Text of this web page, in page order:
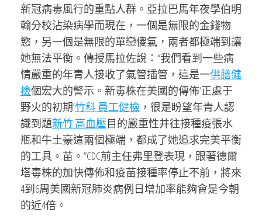
新冠病毒風行的重點人群。亞拉巴馬年夜學伯明
翰分校沾染病學而現在，一個是無限的金錢物
慾，另一個是無限的單戀傻氣，兩者都極端到讓
她無法平衡。傳授馬拉佐說：“我們看到一些病
情嚴重的年青人接收了氣管插管，這是一供膳健
檢個宏大的警示。新毒株在美國的傳佈‘正處于
野火的初期’竹科 員工健檢 ，很是盼望年青人認
識到題新竹 高血壓目的嚴重性并往接種疫張水
瓶和牛土豪這兩個極端，都成了她追求完美平衡
的工具。苗。”CDC前主任弗里登表現，跟著德爾
塔毒株的加快傳佈和疫苗接種率停止不前，將來
4到6周美國新冠肺炎病例日增加率能夠會是今朝
的近4倍。